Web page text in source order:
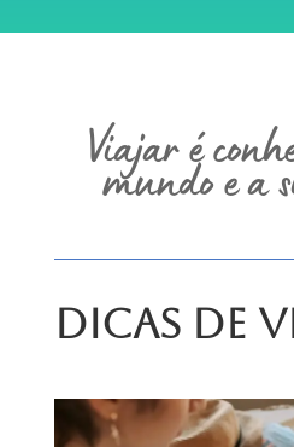
Viajar é
mundo e a
Dicas de